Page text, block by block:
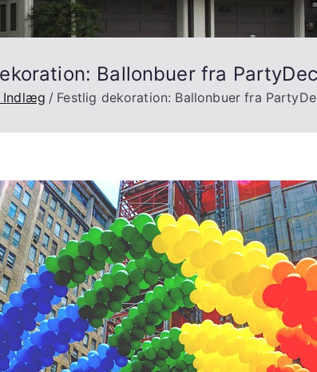
Ballonbuer fra
Indlæg Festlig dekoration: Ballonbuer fra